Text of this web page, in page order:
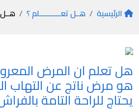
الرئيسية هــل تعـــــــــــلم ؟ هــل
هل تعلم ان المرض
هو مرض ناتج عن التهاب
يحتاج للراحة التامة